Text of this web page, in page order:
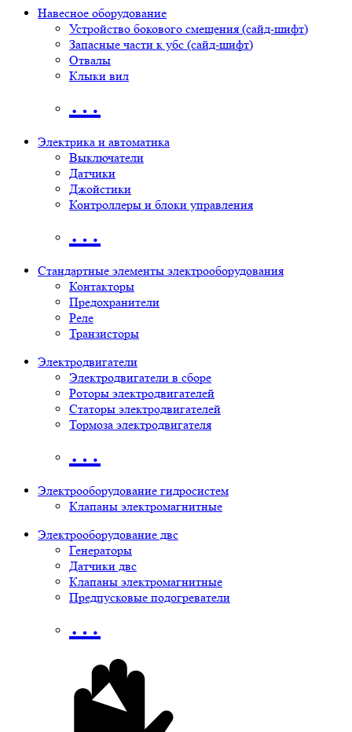
Навесное оборудование
Устройство бокового смещения (сайд-шифт)
Запасные части к убс (сайд-шифт)
Отвалы
Клыки вил
…
Электрика и автоматика
Выключатели
Датчики
Джойстики
Контроллеры и блоки управления
…
Стандартные элементы электрооборудования
Контакторы
Предохранители
Реле
Транзисторы
Электродвигатели
Электродвигатели в сборе
Роторы электродвигателей
Статоры электродвигателей
Тормоза электродвигателя
…
Электрооборудование гидросистем
Клапаны электромагнитные
Электрооборудование двс
Генераторы
Датчики двс
Клапаны электромагнитные
Предпусковые подогреватели
…